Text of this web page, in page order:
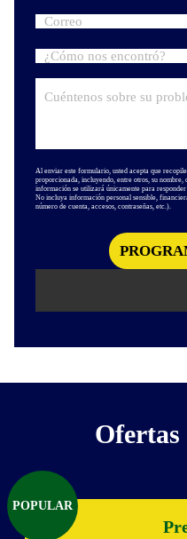
Al enviar este formulario, usted acepta que
proporcionada, incluyendo, entre otros, su
información se utilizará únicamente para
No incluya información personal sensible,
número de cuenta, accesos, contraseñas, etc.).
Ofertas
POPULAR